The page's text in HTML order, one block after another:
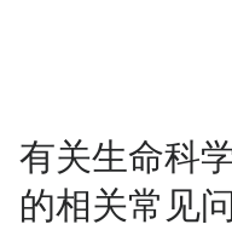
有关生命科
的相关常见